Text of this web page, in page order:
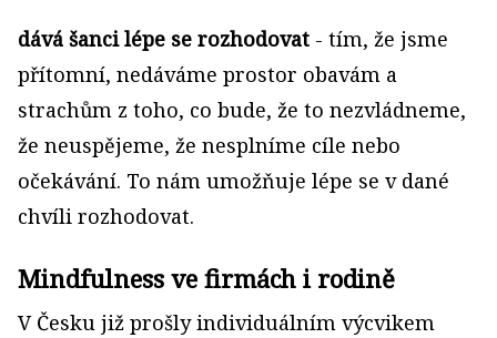
dává šanci lépe se rozhodovat - tím, že jsme
přítomní, nedáváme prostor obavám a
strachům z toho, co bude, že to nezvládneme,
že neuspějeme, že nesplníme cíle nebo
očekávání. To nám umožňuje lépe se v dané
chvíli rozhodovat.
Mindfulness ve firmách i rodině
V Česku již prošly individuálním výcvikem